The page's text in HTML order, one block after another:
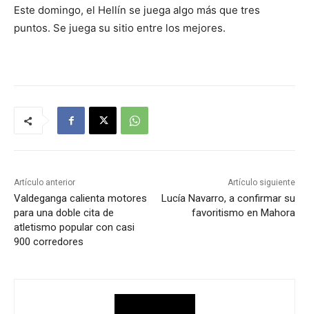
Este domingo, el Hellín se juega algo más que tres
puntos. Se juega su sitio entre los mejores.
Artículo anterior
Valdeganga calienta motores
para una doble cita de
atletismo popular con casi
900 corredores
Artículo siguiente
Lucía Navarro, a confirmar su
favoritismo en Mahora